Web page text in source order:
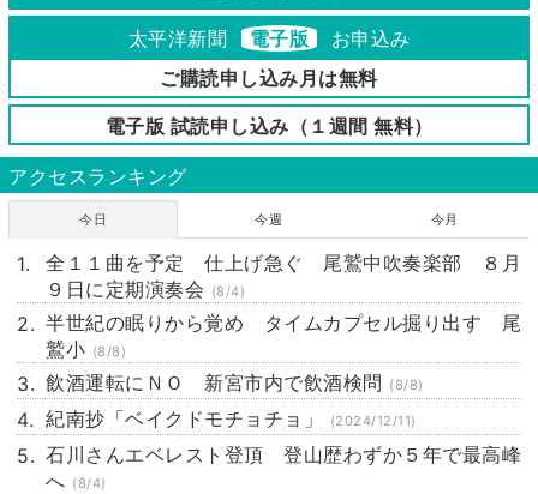
太平洋新聞 電子版
お申込み
ご購読申し込み月は無料
電子版 試読申し込み（１週間 無料）
アクセスランキング
今日 今週 今月
全１１曲を予定 仕上げ急ぐ 尾鷲中吹奏楽部 ８月
９日に定期演奏会 (8/4)
半世紀の眠りから覚め タイムカプセル掘り出す 尾
鷲小 (8/8)
飲酒運転にＮＯ 新宮市内で飲酒検問 (8/8)
紀南抄「ベイクドモチョチョ」 (2024/12/11)
石川さんエベレスト登頂 登山歴わずか５年で最高峰
へ (8/4)